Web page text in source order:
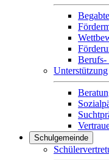
Berufs-
Unterstützung
Schulgemeinde